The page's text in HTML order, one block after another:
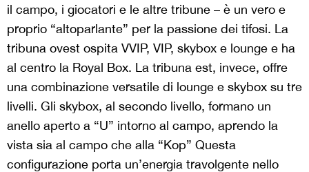
il campo, i giocatori e le altre tribune – è un vero e
proprio “altoparlante” per la passione dei tifosi. La
tribuna ovest ospita VVIP, VIP, skybox e lounge e ha
al centro la Royal Box. La tribuna est, invece, offre
una combinazione versatile di lounge e skybox su tre
livelli. Gli skybox, al secondo livello, formano un
anello aperto a “U” intorno al campo, aprendo la
vista sia al campo che alla “Kop” Questa
configurazione porta un’energia travolgente nello